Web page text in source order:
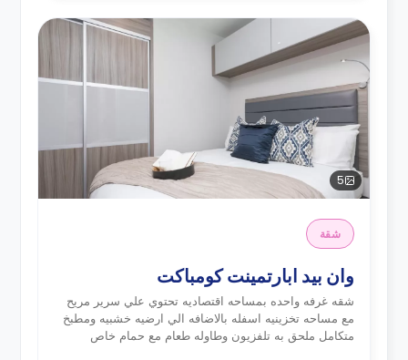
5
شقة
وان بيد ابارتمينت كومباكت
شقه غرفه واحده بمساحه اقتصاديه تحتوي علي سرير مريح
مع مساحه تخزينيه اسفله بالاضافه الي ارضيه خشبيه ومطبخ
متكامل ملحق به تلفزيون وطاوله طعام مع حمام خاص